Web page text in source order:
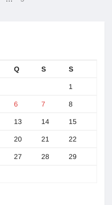
Q S S
1
6 7 8
13 14 15
20 21 22
27 28 29